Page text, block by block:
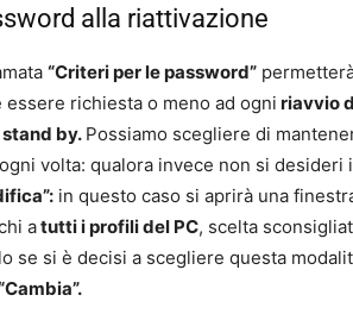
alla riattivazione
“Criteri per le password”
essere richiesta o meno ad ogni riavvio
stand by. Possiamo scegliere di
volta: qualora invece non si
in questo caso si aprirà una
atutti i profili del PC, scelta
se si è decisi a scegliere questa